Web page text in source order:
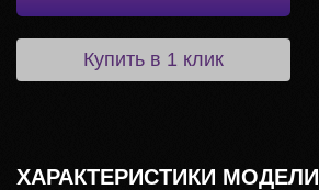
Купить в 1 клик
ХАРАКТЕРИСТИКИ МОДЕЛИ